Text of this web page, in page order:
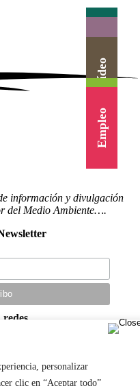
personalizar
clic en “Aceptar todo”
Actualidad
Agenda
Herramientas
Canal Vídeo
Cursos
Empleo
información y divulgación
del Medio Ambiente….
redes
de privacidad
Desarrollado